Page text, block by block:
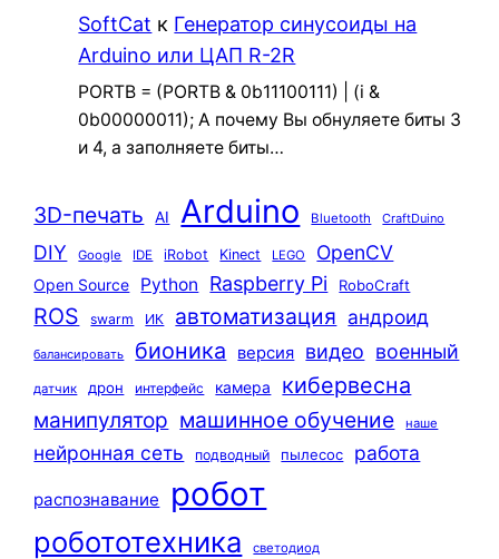
SoftCat к Генератор синусоиды на
Arduino или ЦАП R-2R
PORTB = (PORTB & 0b11100111) | (i &
0b00000011); А почему Вы обнуляете биты 3
и 4, а заполняете биты…
3D-печать AI Arduino Bluetooth CraftDuino
DIY Google IDE iRobot Kinect LEGO OpenCV
Open Source Python Raspberry Pi RoboCraft
ROS swarm ИК автоматизация андроид
балансировать бионика версия видео военный
датчик дрон интерфейс камера кибервесна
манипулятор машинное обучение наше
нейронная сеть подводный пылесос работа
распознавание робот
робототехника светодиод